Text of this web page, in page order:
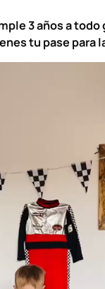
3 años a todo
tu pase para